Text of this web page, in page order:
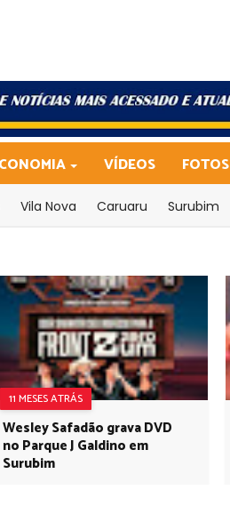
VÍDEOS FOTOS
Vila Nova Caruaru Surubim
11 MESES ATRÁS
Wesley Safadão grava DVD
no Parque J Galdino em
Surubim